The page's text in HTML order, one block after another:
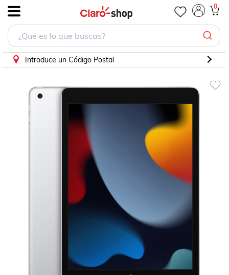
0
Introduce un Código Postal
Ipad Wi-fi 64GB Plateado